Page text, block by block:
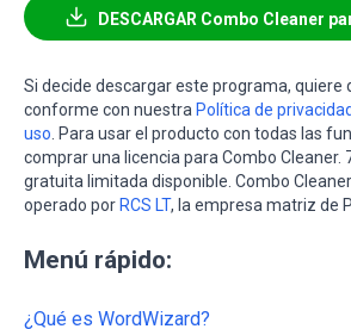
DESCARGAR Combo Cleaner
Si decide descargar este programa, quiere
conforme con nuestra Política de privacidad
uso . Para usar el producto con todas las
comprar una licencia para Combo Cleaner.
gratuita limitada disponible. Combo
operado por RCS LT, la empresa matriz de
Menú rápido:
¿Qué es WordWizard?